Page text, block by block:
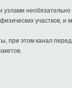
участков,
при этом канал